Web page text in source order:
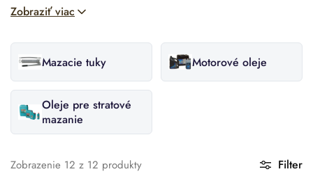
Zobraziť viac
Mazacie tuky Motorové oleje
Oleje pre stratové
mazanie
Filter
Zobrazenie 12 z 12 produkty